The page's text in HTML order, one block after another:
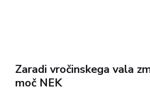
Zaradi vročinskega vala
moč NEK